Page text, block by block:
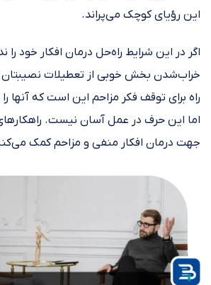
این رؤیای کوچک می‌پراند.
اگر در این شرایط راه‌حل درمان افکار خود را
خراب‌شدن بخش خوبی از تعطیلات نصیبتان
راه برای توقف فکر مزاحم این است که آنها
اما این حرف در عمل آسان نیست.
جهت درمان افکار منفی و مزاحم کمک